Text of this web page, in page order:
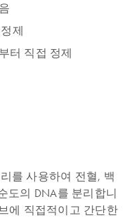
제
터 직접 정제
를 사용하여 전혈, 백
도의 DNA를 분리합니
에 직접적이고 간단한